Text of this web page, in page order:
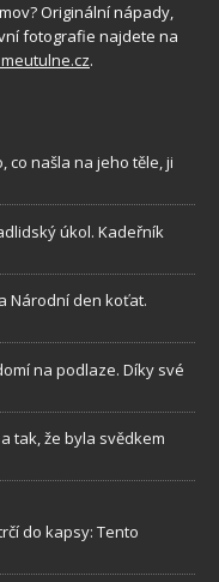
Originální nápady,
fotografie najdete na
.
co našla na jeho těle, ji
úkol. Kadeřník
Národní den koťat.
na podlaze. Díky své
tak, že byla svědkem
do kapsy: Tento